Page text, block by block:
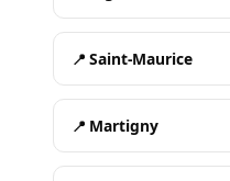
Saint-Maurice
Martigny